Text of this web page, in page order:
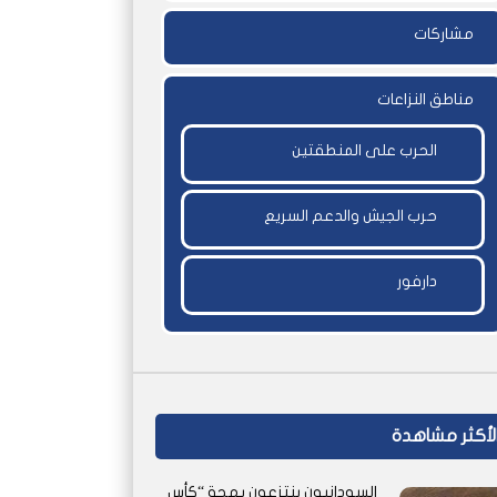
مشاركات
مناطق النزاعات
الحرب على المنطقتين
حرب الجيش والدعم السريع
دارفور
مشاهدة
السودانيون ينتزعون بهجة “كأس